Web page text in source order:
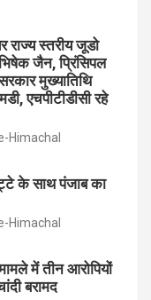
राज्य स्तरीय जूडो
जैन, प्रिंसिपल
मुख्यातिथि
एचपीटीडीसी रहे
Himachal
के साथ पंजाब का
Himachal
में तीन आरोपियों
बरामद